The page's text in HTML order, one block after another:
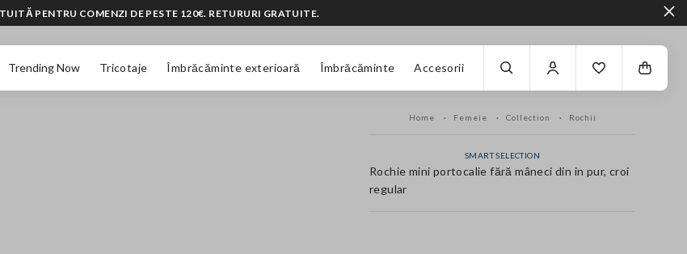
Trending Now Tricotaje Îmbrăcăminte exterioară Îmbrăcăminte Accesorii
PENTRU COMENZI DE PESTE 120€. RETURURI GRATUITE.
Home Femeie Collection Rochii
SMART SELECTION
Rochie mini portocalie fără mâneci din in pur, croi
regular